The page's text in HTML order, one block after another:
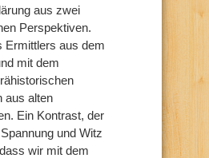
aus zwei
Perspektiven.
Ermittlers aus dem
mit dem
aus alten
Ein Kontrast, der
und Witz
wir mit dem